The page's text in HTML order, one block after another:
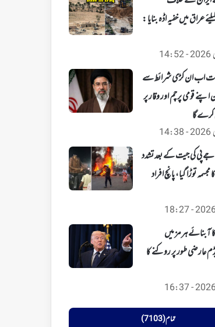
عراق میں خفیہ اڈہ بنایا :
اب ان کڑی شرائط سے
قومی پرچم اور وقار پر
کرے گا
جے پی کی جیت کے بعد تشدد
توڑا گیا، پانچ افراد
آبنائے ہرمز میں
عارضی طور پر روکنے کا
تمام (7103)